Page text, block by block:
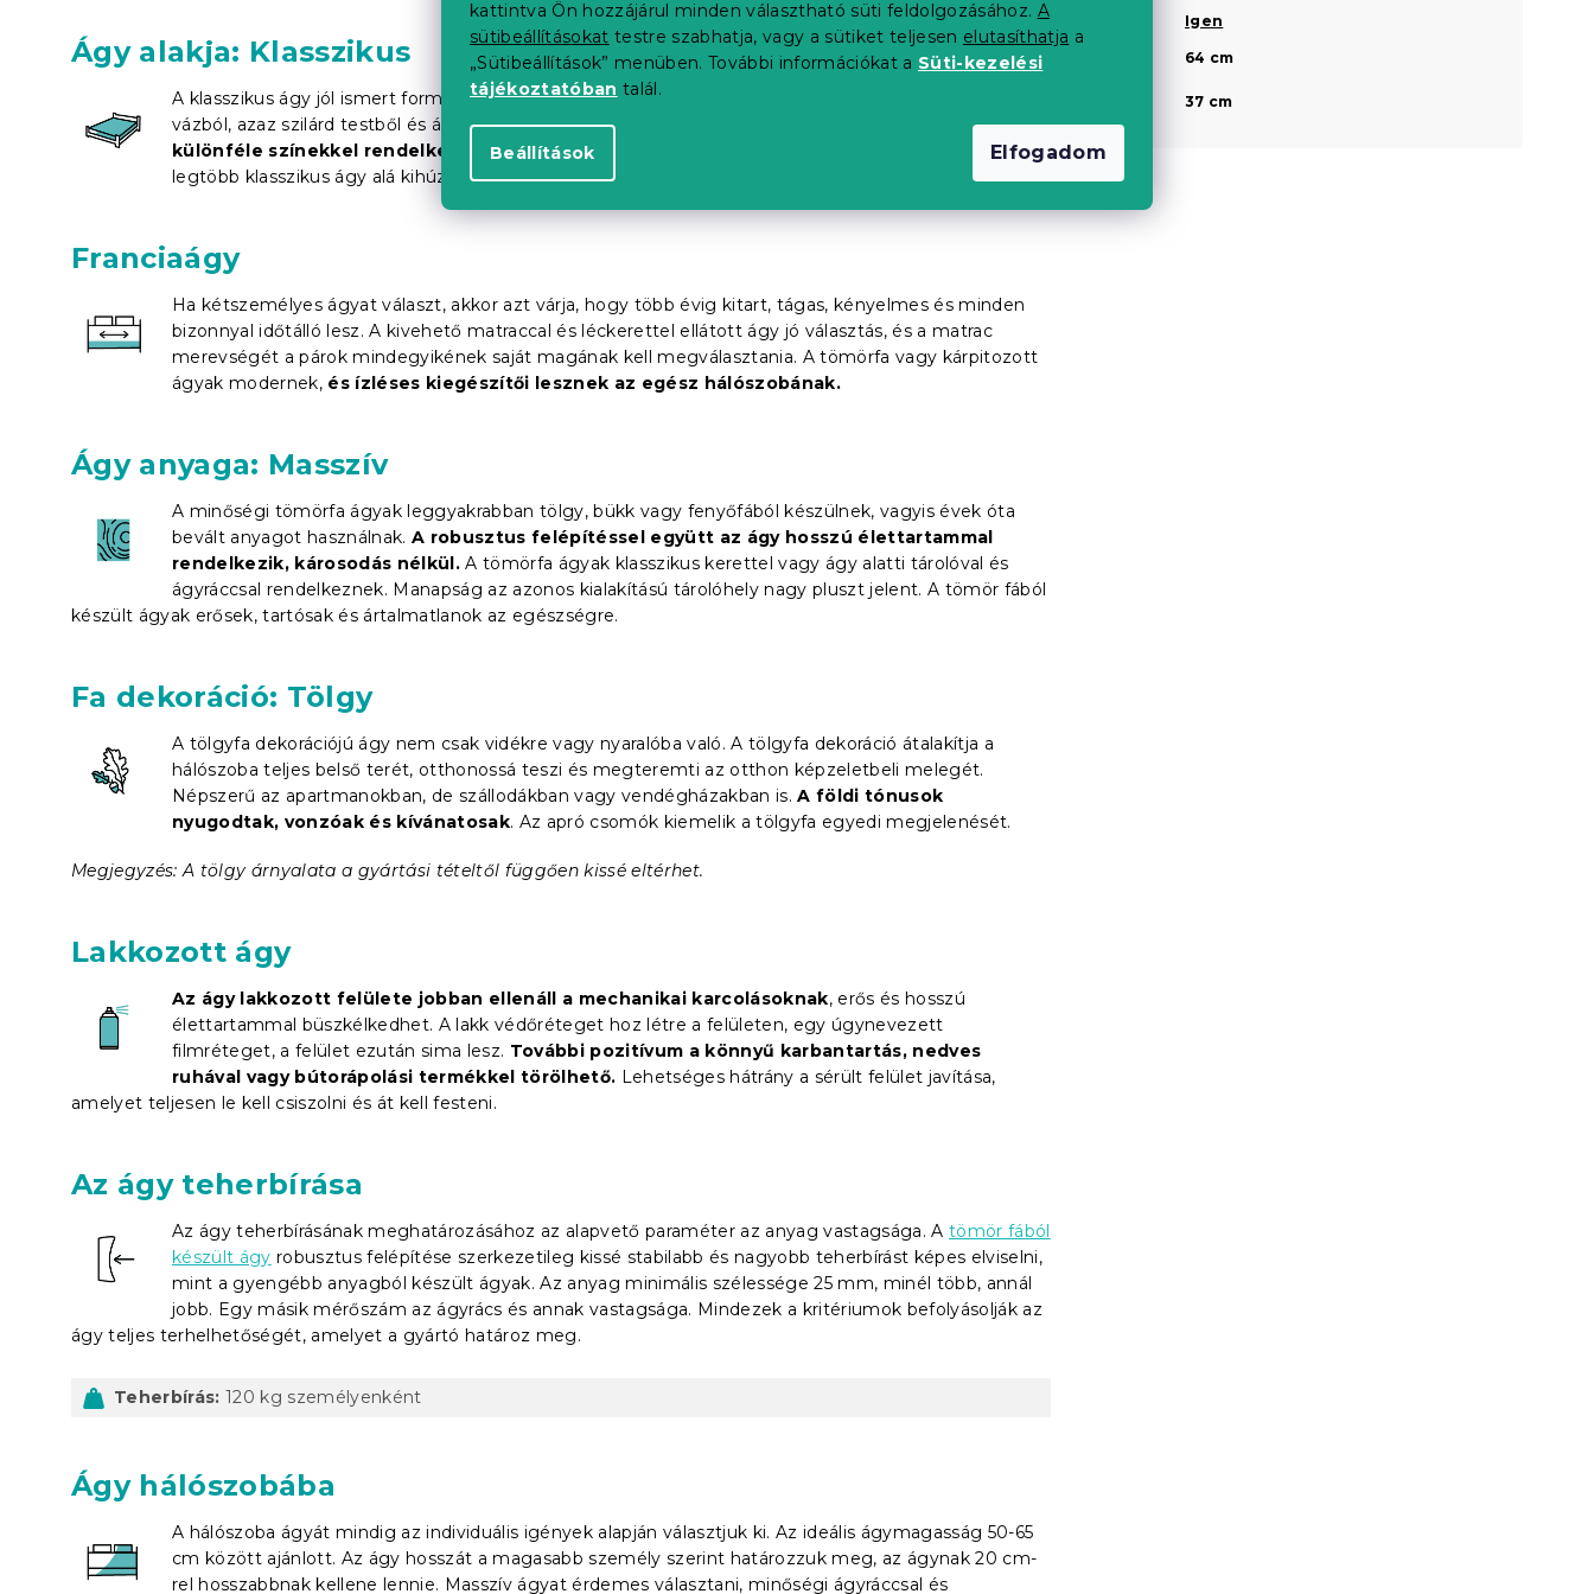
kattintva Ön hozzájárul minden választható süti feldolgozásához. A
sütibeállításokat testre szabhatja, vagy a sütiket teljesen elutasíthatja a
„Sütibeállítások” menüben. További információkat a Süti-kezelési
tájékoztatóban talál.
Beállítások Elfogadom
Ágy alakja: Klasszikus
A klasszikus ágy jól ismert formája egyedül és szilárdan áll a padlón. A klasszikus ágyak általában
vázból, azaz szilárd testből és ágyrácsból állnak, amelyre a matracot ráhelyezik.
Érdekes dizájnnal és
különféle színekkel rendelkeznek. Hátránya lehet, hogy nincs tárhelye. Ne essen kétségbe. A
legtöbb klasszikus ágy alá kihúzhatótároló dobozvásárolható meg.
Franciaágy
Ha kétszemélyes ágyat választ, akkor azt várja, hogy több évig kitart, tágas, kényelmes és minden
bizonnyal időtálló lesz. A kivehető matraccal és léckerettel ellátott ágy jó választás, és a matrac
merevségét a párok mindegyikének saját magának kell megválasztania. A tömörfa vagy kárpitozott
ágyak modernek, és ízléses kiegészítői lesznek az egész hálószobának.
Ágy anyaga: Masszív
A minőségi tömörfa ágyak leggyakrabban tölgy, bükk vagy fenyőfából készülnek, vagyis évek óta
bevált anyagot használnak. A robusztus felépítéssel együtt az ágy hosszú élettartammal
rendelkezik, károsodás nélkül. A tömörfa ágyak klasszikus kerettel vagy ágy alatti tárolóval és
ágyráccsal rendelkeznek. Manapság az azonos kialakítású tárolóhely nagy pluszt jelent. A tömör fából
készült ágyak erősek, tartósak és ártalmatlanok az egészségre.
Fa dekoráció: Tölgy
A tölgyfa dekorációjú ágy nem csak vidékre vagy nyaralóba való. A tölgyfa dekoráció átalakítja a
hálószoba teljes belső terét, otthonossá teszi és megteremti az otthon képzeletbeli melegét.
Népszerű az apartmanokban, de szállodákban vagy vendégházakban is.A földi tónusok
nyugodtak, vonzóak és kívánatosak. Az apró csomók kiemelik a tölgyfa egyedi megjelenését.
Megjegyzés: A tölgy árnyalata a gyártási tételtől függően kissé eltérhet.
Lakkozott ágy
Az ágy lakkozott felülete jobban ellenáll a mechanikai karcolásoknak, erős és hosszú
élettartammal büszkélkedhet. A lakk védőréteget hoz létre a felületen, egy úgynevezett
filmréteget, a felület ezután sima lesz. További pozitívum a könnyű karbantartás, nedves
ruhával vagy bútorápolási termékkel törölhető. Lehetséges hátrány a sérült felület javítása,
amelyet teljesen le kell csiszolni és át kell festeni.
Az ágy teherbírása
Az ágy teherbírásának meghatározásához az alapvető paraméter az anyag vastagsága. Atömör fából
készült ágy robusztus felépítése szerkezetileg kissé stabilabb és nagyobb teherbírást képes elviselni,
mint a gyengébb anyagból készült ágyak. Az anyag minimális szélessége 25 mm, minél több, annál
jobb. Egy másik mérőszám az ágyrács és annak vastagsága. Mindezek a kritériumok befolyásolják az
ágy teljes terhelhetőségét, amelyet a gyártó határoz meg.
Teherbírás: 120 kg személyenként
Ágy hálószobába
A hálószoba ágyát mindig az individuális igények alapján választjuk ki. Az ideális ágymagasság 50-65
cm között ajánlott. Az ágy hosszát a magasabb személy szerint határozzuk meg, az ágynak 20 cm-
rel hosszabbnak kellene lennie. Masszív ágyat érdemes választani, minőségi ágyráccsal és
Igen
64 cm
37 cm